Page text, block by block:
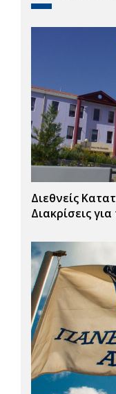
Διεθνείς
Διακρίσεις